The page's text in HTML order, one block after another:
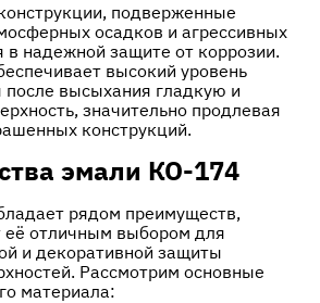
подверженные
осадков и агрессивных
надежной защите от коррозии.
высокий уровень
высыхания гладкую и
значительно продлевая
конструкций.
эмали КО-174
рядом преимуществ,
отличным выбором для
и декоративной защиты
Рассмотрим основные
материала: